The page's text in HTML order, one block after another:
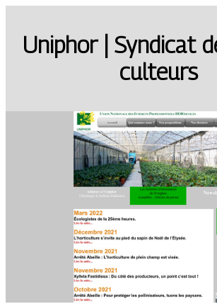
Uniphor | Syndicat
cul­teurs